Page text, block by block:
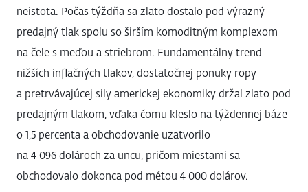
neistota. Počas týždňa sa zlato dostalo pod výrazný
predajný tlak spolu so širším komoditným komplexom
na čele s meďou a striebrom. Fundamentálny trend
nižších inflačných tlakov, dostatočnej ponuky ropy
a pretrvávajúcej sily americkej ekonomiky držal zlato pod
predajným tlakom, vďaka čomu kleslo na týždennej báze
o 1,5 percenta a obchodovanie uzatvorilo
na 4 096 dolároch za uncu, pričom miestami sa
obchodovalo dokonca pod métou 4 000 dolárov.